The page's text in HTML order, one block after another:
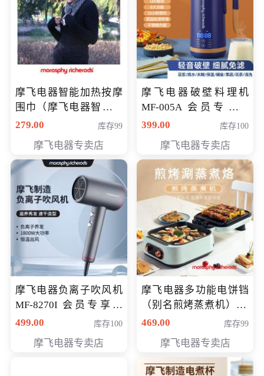
摩飞电器智能加热按摩
围巾（摩飞电器智能加
热按摩围脖） 会员专享
279.00 库存99
摩飞电器专卖店
摩飞电器破壁料理机
MF-005A 会员专享价
198元
399.00 库存100
摩飞电器专卖店
摩飞电器负离子吹风机
MF-8270I 会员专享价
369元
499.00 库存100
摩飞电器专卖店
摩飞电器多功能电饼铛
（别名煎烤蒸煮机） 型
号MF-8888B 会员专享
469.00 库存99
摩飞电器专卖店